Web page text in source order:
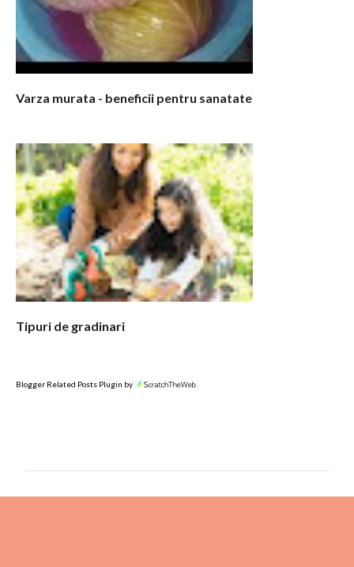
Varza murata - beneficii pentru sanatate
Tipuri de gradinari
Blogger Related Posts Plugin by